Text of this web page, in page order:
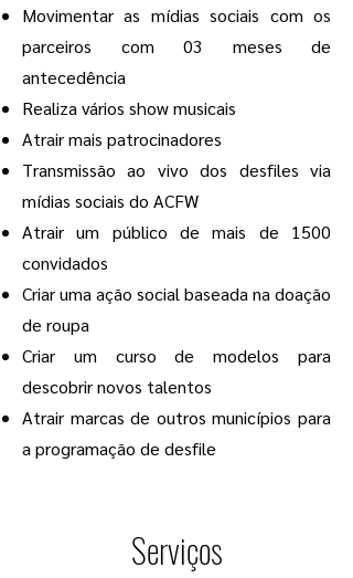
Movimentar as mídias sociais com os
parceiros com 03 meses de
antecedência
Realiza vários show musicais
Atrair mais patrocinadores
Transmissão ao vivo dos desfiles via
mídias sociais do ACFW
Atrair um público de mais de 1500
convidados
Criar uma ação social baseada na doação
de roupa
Criar um curso de modelos para
descobrir novos talentos
Atrair marcas de outros municípios para
a programação de desfile
Serviços